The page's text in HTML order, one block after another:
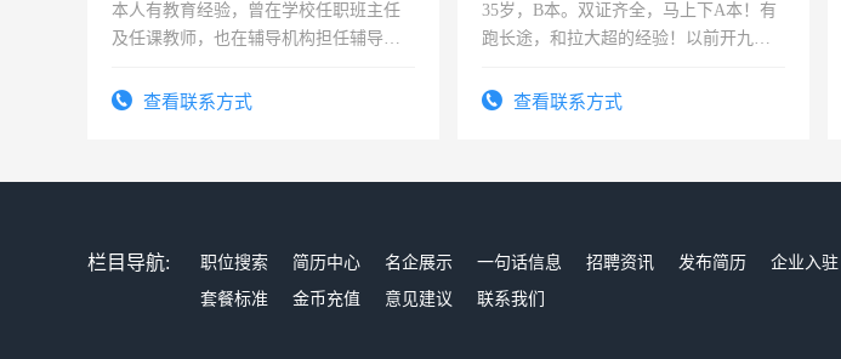
本人有教育经验，曾在学校任职班主任
及任课教师，也在辅导机构担任辅导教
查看联系方式
35岁，B本。双证齐全，马上下A本！有
跑长途，和拉大超的经验！以前开九米
查看联系方式
栏目导航: 职位搜索 简历中心 名企展示 一句话信息 招聘资讯 发布简历 企业入驻
套餐标准
金币充值 意见建议 联系我们